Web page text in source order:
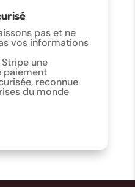
pas et ne
vos informations
une
paiement
reconnue
du monde